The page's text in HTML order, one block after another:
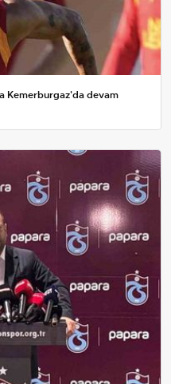
Kemerburgaz'da devam